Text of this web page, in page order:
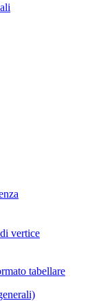
vertice
tabellare